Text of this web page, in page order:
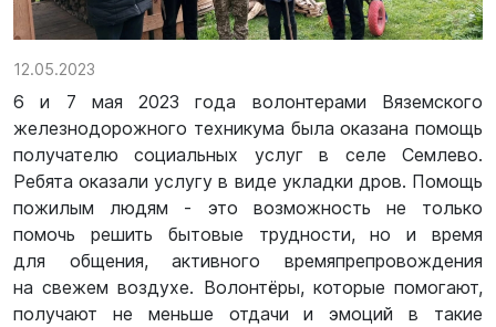
12.05.2023
6 и 7 мая 2023 года волонтерами Вяземского
железнодорожного техникума была оказана помощь
получателю социальных услуг в селе Семлево.
Ребята оказали услугу в виде укладки дров. Помощь
пожилым людям - это возможность не только
помочь решить бытовые трудности, но и время
для общения, активного времяпрепровождения
на свежем воздухе. Волонтёры, которые помогают,
получают не меньше отдачи и эмоций в такие